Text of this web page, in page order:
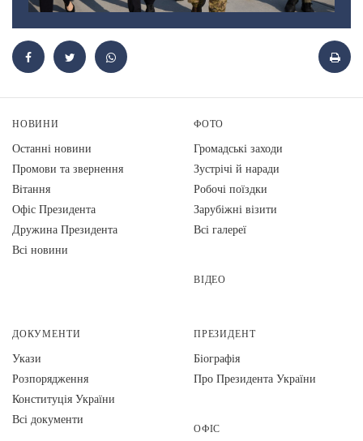
НОВИНИ
Останні новини
Промови та звернення
Вiтання
Офіс Президента
Дружина Президента
Всі новини
ФОТО
Громадські заходи
Зустрічі й наради
Робочі поїздки
Зарубіжні візити
Всі галереї
ВІДЕО
ДОКУМЕНТИ
Укази
Розпорядження
Конституція України
Всі документи
ПРЕЗИДЕНТ
Біографія
Про Президента України
ОФІС